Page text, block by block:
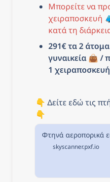
Μπορείτε να
χειραποσκευή
κατά τη
291€ τα 2
γυναικεία 👜 /
1 χειραποσκευή
👇 Δείτε εδώ τις
👇
skyscanner.pxf.io